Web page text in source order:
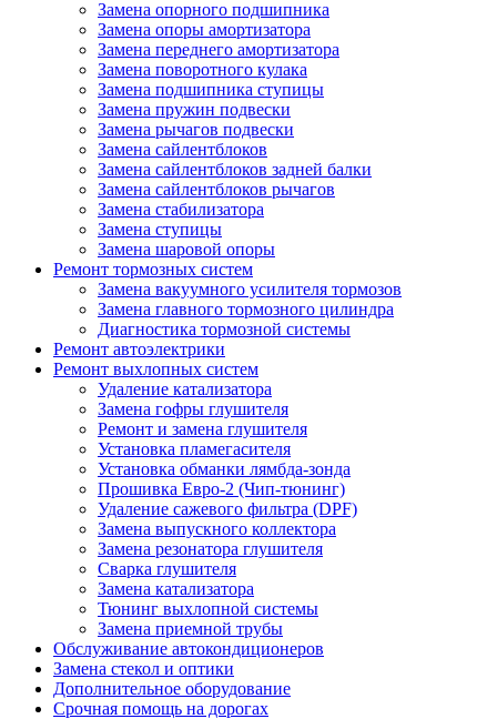
Замена опорного подшипника
Замена опоры амортизатора
Замена переднего амортизатора
Замена поворотного кулака
Замена подшипника ступицы
Замена пружин подвески
Замена рычагов подвески
Замена сайлентблоков
Замена сайлентблоков задней балки
Замена сайлентблоков рычагов
Замена стабилизатора
Замена ступицы
Замена шаровой опоры
Ремонт тормозных систем
Замена вакуумного усилителя тормозов
Замена главного тормозного цилиндра
Диагностика тормозной системы
Ремонт автоэлектрики
Ремонт выхлопных систем
Удаление катализатора
Замена гофры глушителя
Ремонт и замена глушителя
Установка пламегасителя
Установка обманки лямбда-зонда
Прошивка Евро-2 (Чип-тюнинг)
Удаление сажевого фильтра (DPF)
Замена выпускного коллектора
Замена резонатора глушителя
Сварка глушителя
Замена катализатора
Тюнинг выхлопной системы
Замена приемной трубы
Обслуживание автокондиционеров
Замена стекол и оптики
Дополнительное оборудование
Срочная помощь на дорогах